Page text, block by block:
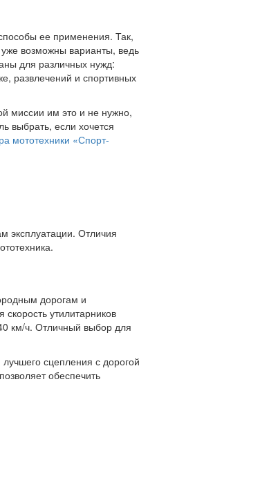
ее применения. Так,
возможны варианты, ведь
для различных нужд:
развлечений и спортивных
миссии им это и не нужно,
выбрать, если хочется
мототехники «Спорт-
эксплуатации. Отличия
дорогам и
утилитарников
км/ч. Отличный выбор для
сцепления с дорогой
обеспечить